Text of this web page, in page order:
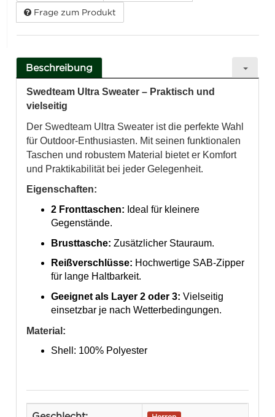
Frage zum Produkt
Beschreibung
Swedteam Ultra Sweater – Praktisch und
vielseitig
Der Swedteam Ultra Sweater ist die perfekte Wahl
für Outdoor-Enthusiasten. Mit seinen funktionalen
Taschen und robustem Material bietet er Komfort
und Praktikabilität bei jeder Gelegenheit.
Eigenschaften:
2 Fronttaschen: Ideal für kleinere
Gegenstände.
Brusttasche: Zusätzlicher Stauraum.
Reißverschlüsse: Hochwertige SAB-Zipper
für lange Haltbarkeit.
Geeignet als Layer 2 oder 3: Vielseitig
einsetzbar je nach Wetterbedingungen.
Material:
Shell: 100% Polyester